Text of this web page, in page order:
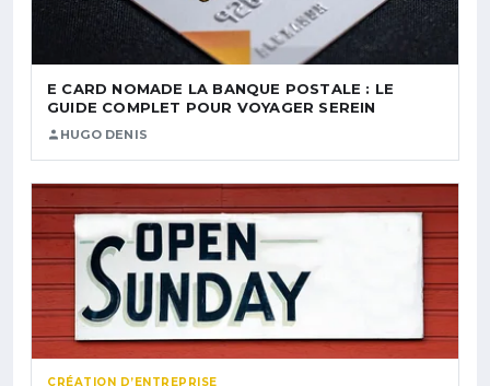
E CARD NOMADE LA BANQUE POSTALE : LE
GUIDE COMPLET POUR VOYAGER SEREIN
HUGO DENIS
CRÉATION D’ENTREPRISE